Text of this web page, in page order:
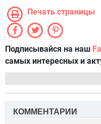
Печать страницы
Подписывайся на наш
самых интересных и
КОММЕНТАРИИ